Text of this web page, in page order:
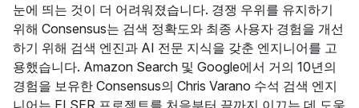
눈에 띄는 것이 더 어려워졌습니다. 경쟁 우위를 유지하기
위해 Consensus는 검색 정확도와 최종 사용자 경험을 개선
하기 위해 검색 엔진과 AI 전문 지식을 갖춘 엔지니어를 고
용했습니다. Amazon Search 및 Google에서 거의 10년의
경험을 보유한 Consensus의 Chris Varano 수석 검색 엔지
니어는 ELSER 프로젝트를 처음부터 끝까지 이끄는 데 도움